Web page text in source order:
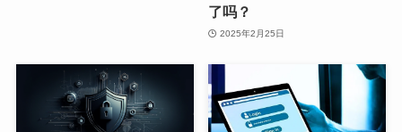
了吗？
2025年2月25日